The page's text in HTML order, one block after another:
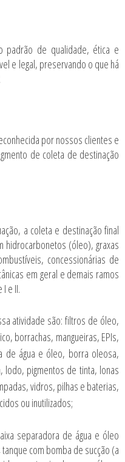
padrão de qualidade, ética e
e legal, preservando o que há
por nossos clientes e
de coleta de destinação
a coleta e destinação final
hidrocarbonetos (óleo), graxas
concessionárias de
em geral e demais ramos
e II.
atividade são: filtros de óleo,
borrachas, mangueiras, EPIs,
de água e óleo, borra oleosa,
lodo, pigmentos de tinta, lonas
vidros, pilhas e baterias,
ou inutilizados;
separadora de água e óleo
com bomba de sucção (a